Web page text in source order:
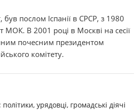
послом Іспанії в СРСР, з 1980
МОК. В 2001 році в Москві на сесії
почесним президентом
комітету.
урядовці, громадські діячі